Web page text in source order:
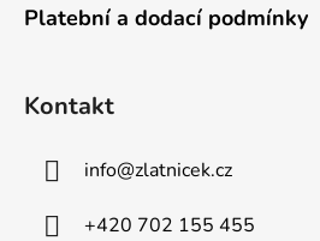
Platební a dodací podmínky
Kontakt
info@zlatnicek.cz
+420 702 155 455